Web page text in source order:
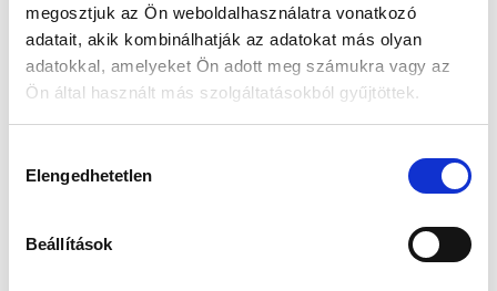
megosztjuk az Ön weboldalhasználatra vonatkozó
adatait, akik kombinálhatják az adatokat más olyan
adatokkal, amelyeket Ön adott meg számukra vagy az
Ön által használt más szolgáltatásokból gyűjtöttek.
kiválasztása
Elengedhetetlen
Beállítások
52 990 Ft 41 490 Ft
Az elmúlt 30 nap legjobb ára: 41 490 Ft